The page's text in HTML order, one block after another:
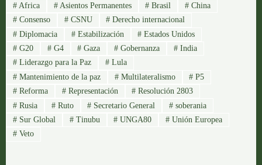
#Africa #Asientos Permanentes # Brasil # China
#Consenso #CSNU # Derecho internacional
#Diplomacia #Estabilización # Estados Unidos
#G20 #G4 # Gaza # Gobernanza # India
#Liderazgo para la Paz #Lula
#Mantenimiento de la paz #Multilateralismo # P5
#Reforma #Representación # Resolución 2803
#Rusia #Ruto # Secretario General # soberania
#Sur Global #Tinubu # UNGA80 # Unión Europea
#Veto